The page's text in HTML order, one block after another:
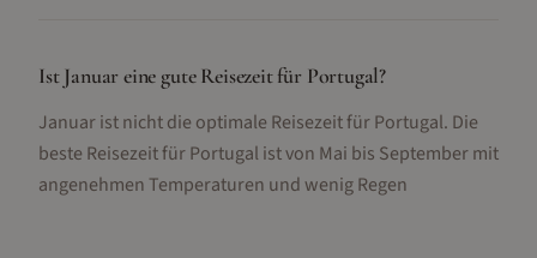
Ist Januar eine gute Reisezeit für Portugal?
Januar ist nicht die optimale Reisezeit für Portugal. Die
beste Reisezeit für Portugal ist von Mai bis September mit
angenehmen Temperaturen und wenig Regen